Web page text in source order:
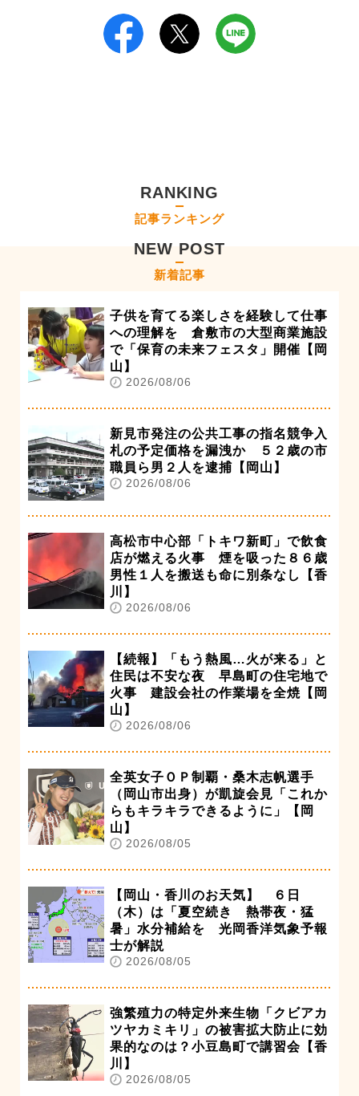
RANKING
記事ランキング
NEW POST
新着記事
子供を育てる楽しさを経験して仕事
への理解を 倉敷市の大型商業施設
で「保育の未来フェスタ」開催【岡
山】
2026/08/06
新見市発注の公共工事の指名競争入
札の予定価格を漏洩か ５２歳の市
職員ら男２人を逮捕【岡山】
2026/08/06
高松市中心部「トキワ新町」で飲食
店が燃える火事 煙を吸った８６歳
男性１人を搬送も命に別条なし【香
川】
2026/08/06
【続報】「もう熱風…火が来る」と
住民は不安な夜 早島町の住宅地で
火事 建設会社の作業場を全焼【岡
山】
2026/08/06
全英女子ＯＰ制覇・桑木志帆選手
（岡山市出身）が凱旋会見「これか
らもキラキラできるように」【岡
山】
2026/08/05
【岡山・香川のお天気】 ６日
（木）は「夏空続き 熱帯夜・猛
暑」水分補給を 光岡香洋気象予報
士が解説
2026/08/05
強繁殖力の特定外来生物「クビアカ
ツヤカミキリ」の被害拡大防止に効
果的なのは？小豆島町で講習会【香
川】
2026/08/05